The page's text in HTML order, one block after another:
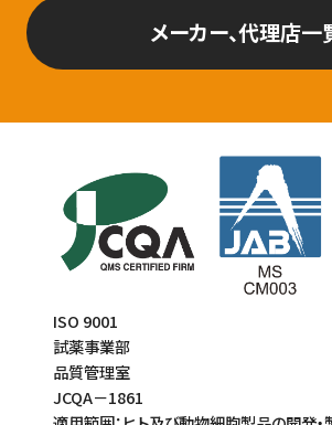
メーカー、代理店一
ISO 9001
試薬事業部
品質管理室
JCQA－1861